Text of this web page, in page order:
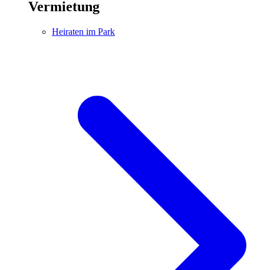
Vermietung
Heiraten im Park